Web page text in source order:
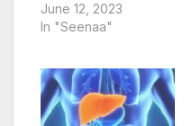
June 12, 2023
In "Seenaa"